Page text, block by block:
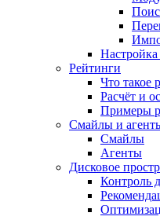
Рейтинги
Что такое
Расчёт и
Примеры
Смайлы и
Смайлы
Агенты
Дисковое
Контроль